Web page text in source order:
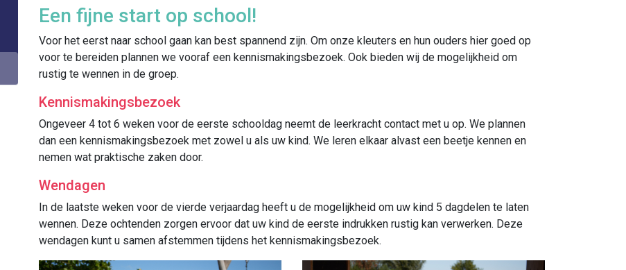
Een fijne start op school!
Voor het eerst naar school gaan kan best spannend zijn. Om onze kleuters en hun ouders hier goed op
voor te bereiden plannen we vooraf een kennismakingsbezoek. Ook bieden wij de mogelijkheid om
rustig te wennen in de groep.
Kennismakingsbezoek
Ongeveer 4 tot 6 weken voor de eerste schooldag neemt de leerkracht contact met u op. We plannen
dan een kennismakingsbezoek met zowel u als uw kind. We leren elkaar alvast een beetje kennen en
nemen wat praktische zaken door.
Wendagen
In de laatste weken voor de vierde verjaardag heeft u de mogelijkheid om uw kind 5 dagdelen te laten
wennen. Deze ochtenden zorgen ervoor dat uw kind de eerste indrukken rustig kan verwerken. Deze
wendagen kunt u samen afstemmen tijdens het kennismakingsbezoek.